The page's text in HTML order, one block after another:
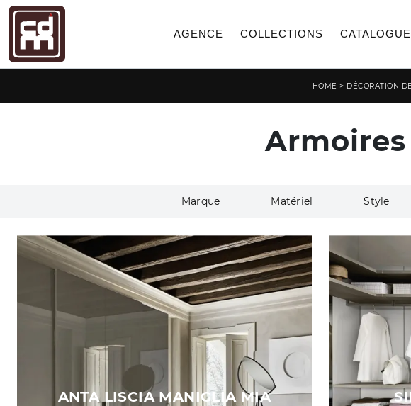
AGENCE COLLECTIONS
HOME > DÉCORATION
Marque Matériel Style
ANTA LISCIA MANIGLIA MIA